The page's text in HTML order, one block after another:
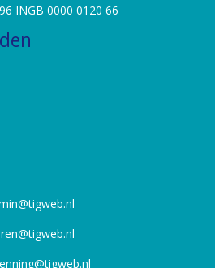
INGB 0000 0120 66